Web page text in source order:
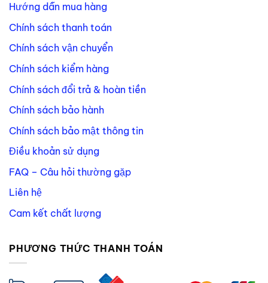
Hướng dẫn mua hàng
Chính sách thanh toán
Chính sách vận chuyển
Chính sách kiểm hàng
Chính sách đổi trả & hoàn tiền
Chính sách bảo hành
Chính sách bảo mật thông tin
Điều khoản sử dụng
FAQ – Câu hỏi thường gặp
Liên hệ
Cam kết chất lượng
PHƯƠNG THỨC THANH TOÁN